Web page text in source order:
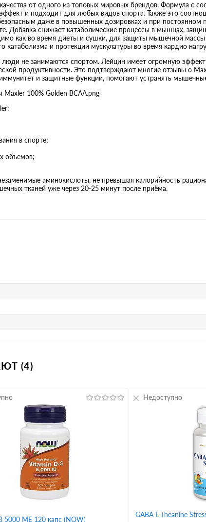
от одного из топовых мировых брендов. Формула с
и подходит для любых видов спорта. Также это
даже в повышенных дозировках и при постоянном
Добавка снижает катаболические процессы в мышцах,
как во время диеты и сушки, для защиты мышечной
и протекции мускулатуры во время кардио
не занимаются спортом. Лейцин имеет огромную
продуктивности. Это подтверждают многие отзывы о
и защитные функции, помогают устранять
в спорте;
объемов;
аминокислоты, не превышая калорийность
тканей уже через 20-25 минут после приёма.
(4)
5000 ME 120 капс (NOW)
GABA L-Theanine
Недоступно